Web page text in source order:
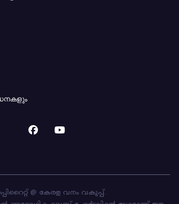
@ കേരള വനം വകുപ്പ്.